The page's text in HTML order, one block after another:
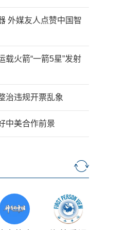
外媒友人点赞中国智
载火箭“一箭5星”发射
治违规开票乱象
中美合作前景